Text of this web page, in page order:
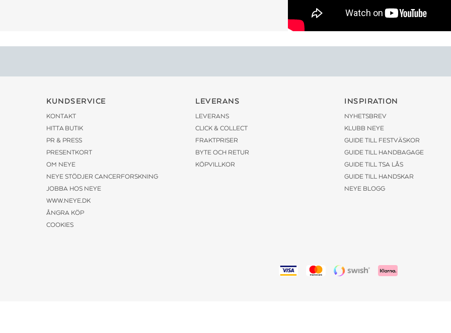
KUNDSERVICE
KONTAKT
HITTA BUTIK
PR & PRESS
PRESENTKORT
OM NEYE
NEYE STÖDJER CANCERFORSKNING
JOBBA HOS NEYE
WWW.NEYE.DK
ÅNGRA KÖP
COOKIES
LEVERANS
LEVERANS
CLICK & COLLECT
FRAKTPRISER
BYTE OCH RETUR
KÖPVILLKOR
INSPIRATION
NYHETSBREV
KLUBB NEYE
GUIDE TILL FESTVÄSKOR
GUIDE TILL HANDBAGAGE
GUIDE TILL TSA LÅS
GUIDE TILL HANDSKAR
NEYE BLOGG